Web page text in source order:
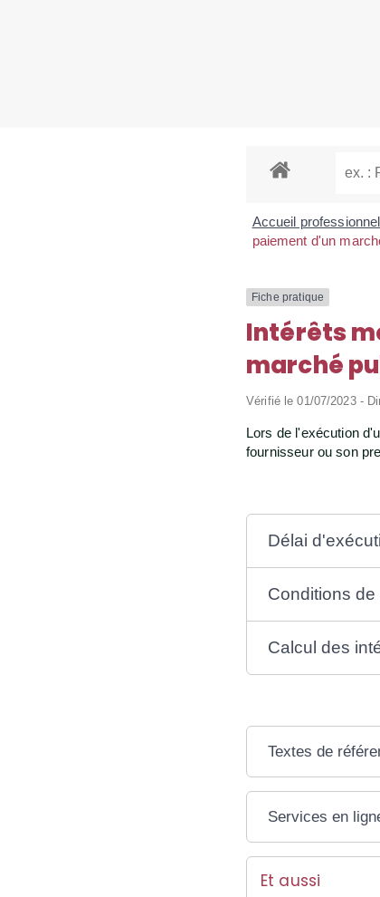
Accueil
paiement d'un
Fiche pratique
Intérêts
marché
Vérifié le 01/07/2023 -
Lors de l'exécution
fournisseur ou son
Délai
Conditions
Calcul des
Textes de
Services en
Et aussi